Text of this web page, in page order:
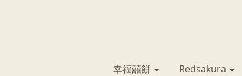
幸福囍餅 Redsakura